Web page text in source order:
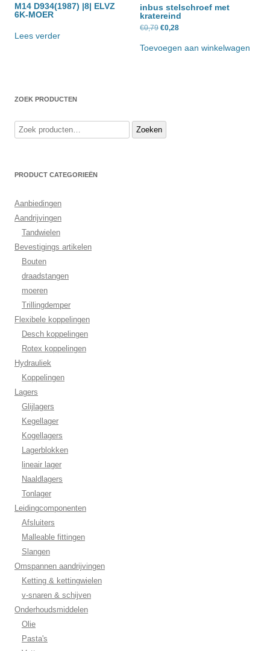
M14 D934(1987) |8| ELVZ
6K-MOER
Lees verder
inbus stelschroef met
kratereind
€0,79 Oorspronkelijke
prijs
€0,79.
€0,28Huidige
€0,28.
Toevoegen aan winkelwagen
ZOEK PRODUCTEN
Zoeken
naar:
Zoeken
PRODUCT CATEGORIEËN
Aanbiedingen
Aandrijvingen
Tandwielen
Bevestigings artikelen
Bouten
draadstangen
moeren
Trillingdemper
Flexibele koppelingen
Desch koppelingen
Rotex koppelingen
Hydrauliek
Koppelingen
Lagers
Glijlagers
Kegellager
Kogellagers
Lagerblokken
lineair lager
Naaldlagers
Tonlager
Leidingcomponenten
Afsluiters
Malleable fittingen
Slangen
Omspannen aandrijvingen
Ketting & kettingwielen
v-snaren & schijven
Onderhoudsmiddelen
Olie
Pasta's